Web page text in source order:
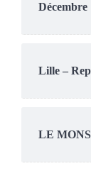
Décembre
Lille –
LE